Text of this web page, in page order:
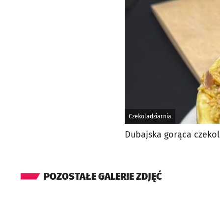
Czekoladziarnia
Dubajska gorąca
POZOSTAŁE GALERIE ZDJĘĆ